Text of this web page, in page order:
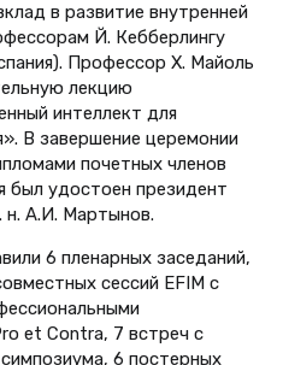
в развитие внутренней
Й. Кебберлингу
Профессор Х. Майоль
лекцию
интеллект для
В завершение церемонии
почетных членов
был удостоен президент
А.И. Мартынов.
6 пленарных заседаний,
сессий EFIM с
et Contra, 7 встреч с
6 постерных